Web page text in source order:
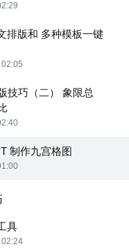
排版和 多种模板一键
02:05
技巧（二） 象限总
制作九宫格图
具
02:24